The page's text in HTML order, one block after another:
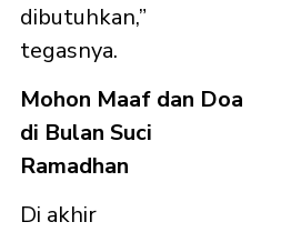
dibutuhkan,”
tegasnya.
Mohon Maaf dan Doa
di Bulan Suci
Ramadhan
Di akhir